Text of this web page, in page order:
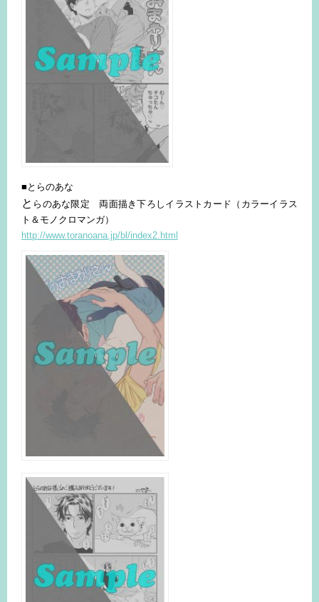
■とらのあな
と らのあな限定 両面描き下ろしイラストカード（カラーイラス
ト＆モノクロマンガ）
http://www.toranoana.jp/bl/index2.html